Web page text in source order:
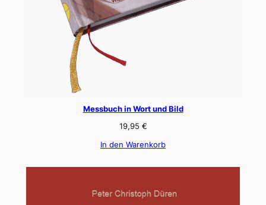
Messbuch in Wort und Bild
19,95 €
In den Warenkorb